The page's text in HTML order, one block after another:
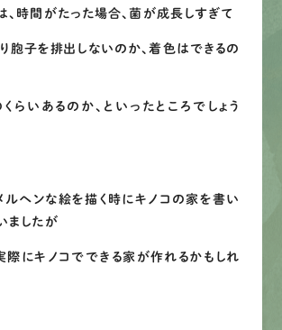
、時間がたった場合、菌が成長しすぎて
胞子を排出しないのか、着色はできるの
らいあるのか、といったところでしょう
ルヘンな絵を描く時にキノコの家を書い
ましたが
際にキノコでできる家が作れるかもしれ